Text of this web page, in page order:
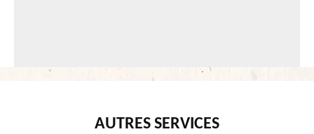
AUTRES SERVICES